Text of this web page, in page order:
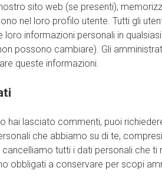
sito web (se presenti),
nel loro profilo utente. Tutti gli
informazioni personali in
possono cambiare). Gli
queste informazioni.
hai lasciato commenti, puoi
che abbiamo su di te,
tutti i dati personali che ti
obbligati a conservare per scopi